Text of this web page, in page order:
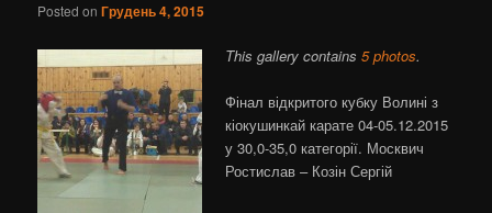
Posted onГрудень 4, 2015
This gallery contains5 photos.
Фінал відкритого кубку Волині з
кіокушинкай карате 04-05.12.2015
у 30,0-35,0 категорії. Москвич
Ростислав – Козін Сергій